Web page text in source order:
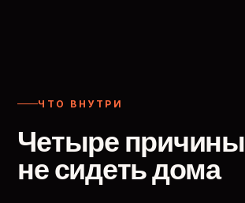
ЧТО ВНУТРИ
Четыре причины
не сидеть дома